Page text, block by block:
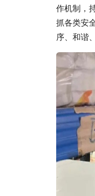
作机制，
抓各类安
序、和谐